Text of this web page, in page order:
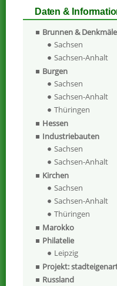
Daten &
Brunnen &
Sachsen
Sachsen-Anhalt
Burgen
Sachsen
Sachsen-Anhalt
Thüringen
Hessen
Industriebauten
Sachsen
Sachsen-Anhalt
Kirchen
Sachsen
Sachsen-Anhalt
Thüringen
Marokko
Philatelie
Leipzig
Projekt:
Russland